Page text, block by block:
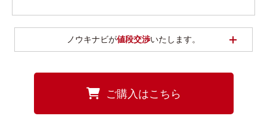
ノウキナビが値段交渉いたします。
ご購入はこちら